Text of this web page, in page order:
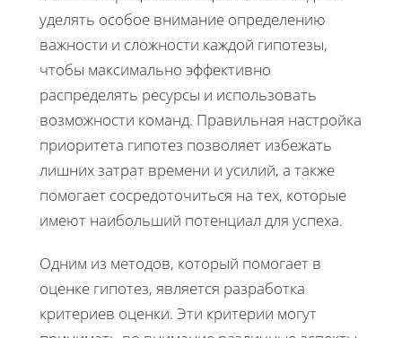
уделять особое внимание определению
важности и сложности каждой гипотезы,
чтобы максимально эффективно
распределять ресурсы и использовать
возможности команд. Правильная настройка
приоритета гипотез позволяет избежать
лишних затрат времени и усилий, а также
помогает сосредоточиться на тех, которые
имеют наибольший потенциал для успеха.
Одним из методов, который помогает в
оценке гипотез, является разработка
критериев оценки. Эти критерии могут